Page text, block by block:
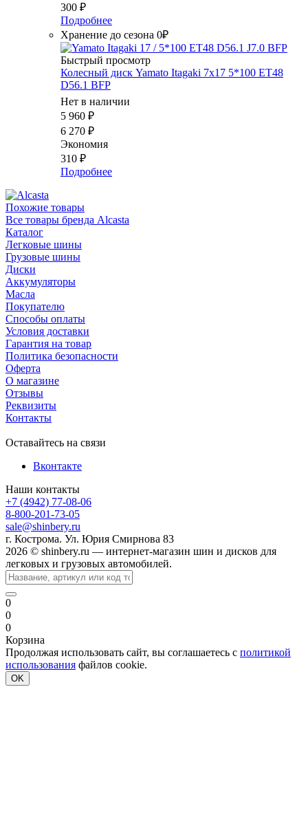
300 ₽
Подробнее
Хранение до сезона 0₽
Быстрый просмотр
Колесный диск Yamato Itagaki 7x17 5*100 ET48
D56.1 BFP
Нет в наличии
5 960 ₽
6 270 ₽
Экономия
310 ₽
Подробнее
Похожие товары
Все товары бренда Alcasta
Каталог
Легковые шины
Грузовые шины
Диски
Аккумуляторы
Масла
Покупателю
Способы оплаты
Условия доставки
Гарантия на товар
Политика безопасности
Оферта
О магазине
Отзывы
Реквизиты
Контакты
Оставайтесь на связи
Вконтакте
Наши контакты
+7 (4942) 77-08-06
8-800-201-73-05
sale@shinbery.ru
г. Кострома. Ул. Юрия Смирнова 83
2026 © shinbery.ru — интернет-магазин шин и дисков для
легковых и грузовых автомобилей.
0
0
0
Корзина
Продолжая использовать сайт, вы соглашаетесь с политикой
использования файлов cookie.
OK